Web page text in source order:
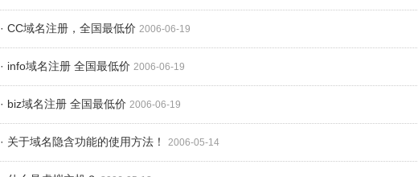
· CC域名注册，全国最低价 2006-06-19
· info域名注册 全国最低价 2006-06-19
· biz域名注册 全国最低价 2006-06-19
· 关于域名隐含功能的使用方法！ 2006-05-14